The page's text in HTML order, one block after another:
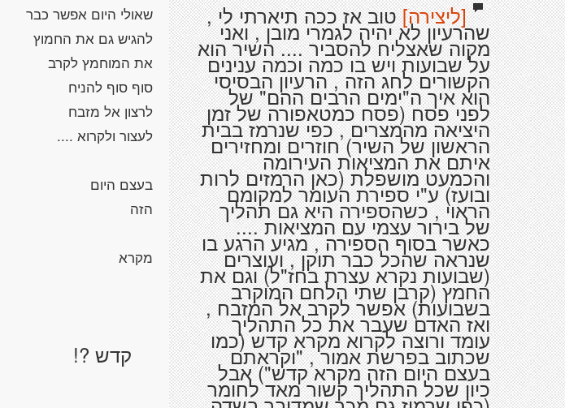
קדש ?!
[ליצירה]טוב אז ככה תיארתי לי ,
שהרעיון לא יהיה לגמרי מובן , ואני
מקוה שאצליח להסביר .... השיר הוא
על שבועות ויש בו כמה וכמה ענינים
הקשורים לחג הזה , הרעיון הבסיסי
הוא איך ה"ימים הרבים ההם" של
לפני פסח (פסח כמטאפורה של זמן
היציאה מהמצרים , כפי שנרמז בבית
הראשון של השיר) חוזרים ומחזירים
איתם את המציאות העירומה
והכמעט מושפלת (כאן הרמזים לרות
ובועז) ע"י ספירת העומר למקומם
הראוי , כשהספירה היא גם תהליך
של בירור עצמי עם המציאות ....
כאשר בסוף הספירה , מגיע הרגע בו
שנראה שהכל כבר תוקן , ועוצרים
(שבועות נקרא עצרת בחז"ל) וגם את
החמץ (קרבן שתי הלחם המוקרב
בשבועות) אפשר לקרב אל המזבח ,
ואז האדם שעבר את כל התהליך
עומד ורוצה לקרוא מקרא קדש (כמו
שכתוב בפרשת אמור , "וקראתם
בעצם היום הזה מקרא קדש") אבל
כיון שכל התהליך קשור מאד לחומר